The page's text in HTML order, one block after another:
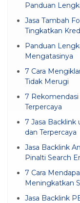
Panduan
Jasa Tambah
Tingkatkan
Panduan
Mengatasinya
7 Cara
Tidak Merugi
7 Rekomendasi
Terpercaya
7 Jasa
dan Terpercaya
Jasa Backlink
Pinalti Search
7 Cara
Meningkatkan
Jasa Backlink